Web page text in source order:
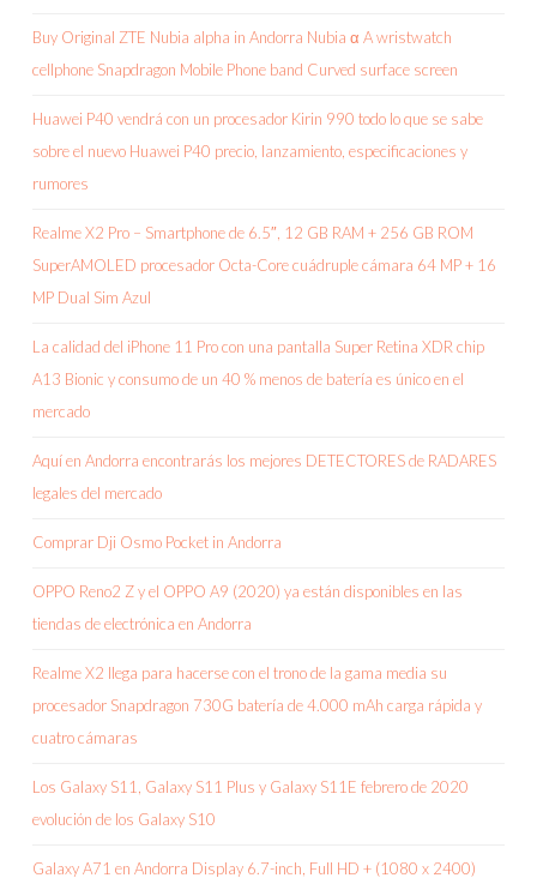
Buy Original ZTE Nubia alpha in Andorra Nubia α A wristwatch
cellphone Snapdragon Mobile Phone band Curved surface screen
Huawei P40 vendrá con un procesador Kirin 990 todo lo que se sabe
sobre el nuevo Huawei P40 precio, lanzamiento, especificaciones y
rumores
Realme X2 Pro – Smartphone de 6.5″, 12 GB RAM + 256 GB ROM
SuperAMOLED procesador Octa-Core cuádruple cámara 64 MP + 16
MP Dual Sim Azul
La calidad del iPhone 11 Pro con una pantalla Super Retina XDR chip
A13 Bionic y consumo de un 40 % menos de batería es único en el
mercado
Aquí en Andorra encontrarás los mejores DETECTORES de RADARES
legales del mercado
Comprar Dji Osmo Pocket in Andorra
OPPO Reno2 Z y el OPPO A9 (2020) ya están disponibles en las
tiendas de electrónica en Andorra
Realme X2 llega para hacerse con el trono de la gama media su
procesador Snapdragon 730G batería de 4.000 mAh carga rápida y
cuatro cámaras
Los Galaxy S11, Galaxy S11 Plus y Galaxy S11E febrero de 2020
evolución de los Galaxy S10
Galaxy A71 en Andorra Display 6.7-inch, Full HD + (1080 x 2400)